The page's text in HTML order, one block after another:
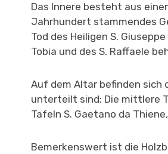
Das Innere besteht aus
Jahrhundert stammendes
Tod des Heiligen S.
Tobia und des S. Raffaele
Auf dem Altar befinden sich
unterteilt sind: Die mittlere
Tafeln S. Gaetano da
Bemerkenswert ist die